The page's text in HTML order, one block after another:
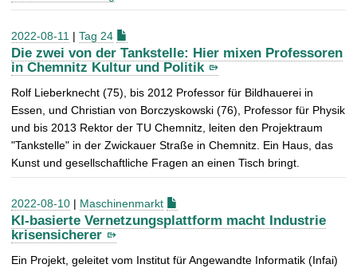
2022-08-11 | Tag 24
Die zwei von der Tankstelle: Hier mixen Professoren
in Chemnitz Kultur und Politik
Rolf Lieberknecht (75), bis 2012 Professor für Bildhauerei in
Essen, und Christian von Borczyskowski (76), Professor für Physik
und bis 2013 Rektor der TU Chemnitz, leiten den Projektraum
"Tankstelle" in der Zwickauer Straße in Chemnitz. Ein Haus, das
Kunst und gesellschaftliche Fragen an einen Tisch bringt.
2022-08-10 | Maschinenmarkt
KI-basierte Vernetzungsplattform macht Industrie
krisensicherer
Ein Projekt, geleitet vom Institut für Angewandte Informatik (Infai)